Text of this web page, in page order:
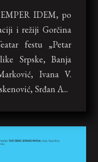
IDEM, po
i režiji Gorčina
festu „Petar
Srpske, Banja
Ivana V.
Srđan A...